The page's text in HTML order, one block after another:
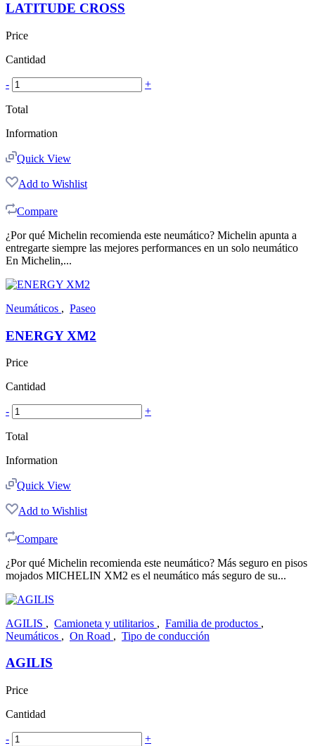
LATITUDE CROSS
Price
Cantidad
- +
Total
Information
Quick View
Add to Wishlist
Compare
¿Por qué Michelin recomienda este neumático? Michelin apunta a
entregarte siempre las mejores performances en un solo neumático
En Michelin,...
Neumáticos , Paseo
ENERGY XM2
Price
Cantidad
- +
Total
Information
Quick View
Add to Wishlist
Compare
¿Por qué Michelin recomienda este neumático? Más seguro en pisos
mojados MICHELIN XM2 es el neumático más seguro de su...
AGILIS , Camioneta y utilitarios , Familia de productos ,
Neumáticos , On Road , Tipo de conducción
AGILIS
Price
Cantidad
- +